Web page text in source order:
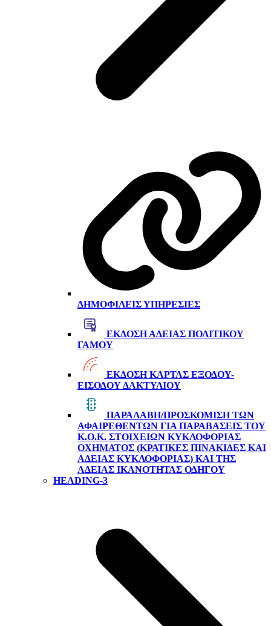
ΔΗΜΟΦΙΛΕΊΣ ΥΠΗΡΕΣΊΕΣ
ΈΚΔΟΣΗ ΆΔΕΙΑΣ ΠΟΛΙΤΙΚΟΎ
ΓΆΜΟΥ
ΈΚΔΟΣΗ ΚΆΡΤΑΣ ΕΞΌΔΟΥ-
ΕΙΣΌΔΟΥ ΔΑΚΤΥΛΊΟΥ
ΠΑΡΑΛΑΒΉ/ΠΡΟΣΚΌΜΙΣΗ ΤΩΝ
ΑΦΑΙΡΕΘΈΝΤΩΝ ΓΙΑ ΠΑΡΑΒΆΣΕΙΣ ΤΟΥ
Κ.Ο.Κ. ΣΤΟΙΧΕΊΩΝ ΚΥΚΛΟΦΟΡΊΑΣ
ΟΧΉΜΑΤΟΣ (ΚΡΑΤΙΚΈΣ ΠΙΝΑΚΊΔΕΣ ΚΑΙ
ΆΔΕΙΑΣ ΚΥΚΛΟΦΟΡΊΑΣ) ΚΑΙ ΤΗΣ
ΆΔΕΙΑΣ ΙΚΑΝΌΤΗΤΑΣ ΟΔΗΓΟΎ
HEADING-3